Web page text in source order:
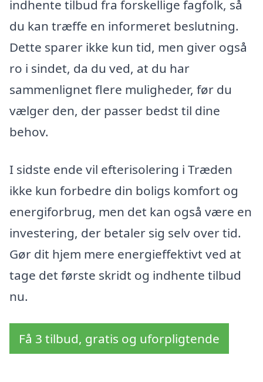
indhente tilbud fra forskellige fagfolk, så
du kan træffe en informeret beslutning.
Dette sparer ikke kun tid, men giver også
ro i sindet, da du ved, at du har
sammenlignet flere muligheder, før du
vælger den, der passer bedst til dine
behov.
I sidste ende vil efterisolering i Træden
ikke kun forbedre din boligs komfort og
energiforbrug, men det kan også være en
investering, der betaler sig selv over tid.
Gør dit hjem mere energieffektivt ved at
tage det første skridt og indhente tilbud
nu.
Få 3 tilbud, gratis og uforpligtende